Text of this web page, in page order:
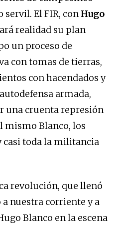
servil. El FIR, con Hugo
realidad su plan
un proceso de
con tomas de tierras,
con hacendados y
armada,
una cruenta represión
mismo Blanco, los
casi toda la militancia
revolución, que llenó
nuestra corriente y a
Blanco en la escena